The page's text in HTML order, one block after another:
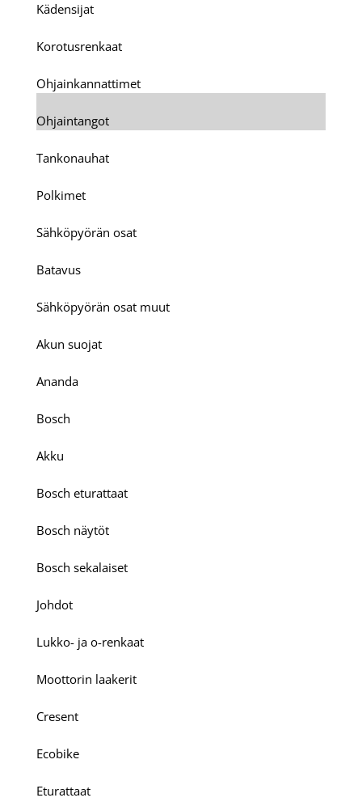
Kädensijat
Korotusrenkaat
Ohjainkannattimet
Ohjaintangot
Tankonauhat
Polkimet
Sähköpyörän osat
Batavus
Sähköpyörän osat muut
Akun suojat
Ananda
Bosch
Akku
Bosch eturattaat
Bosch näytöt
Bosch sekalaiset
Johdot
Lukko- ja o-renkaat
Moottorin laakerit
Cresent
Ecobike
Eturattaat